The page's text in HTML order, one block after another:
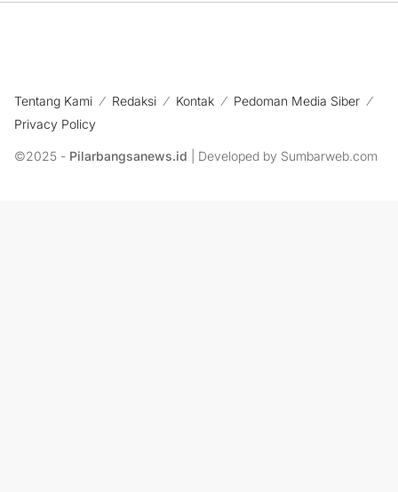
Tentang Kami Redaksi Kontak
Pedoman Media Siber
Privacy Policy
©2025 - Pilarbangsanews.id | Developed by Sumbarweb.com